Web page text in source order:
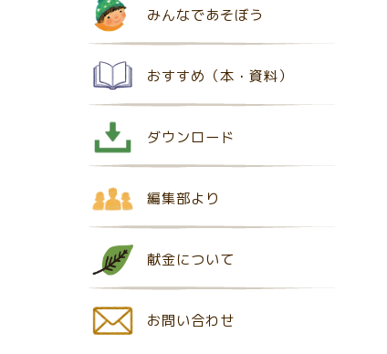
みんなであそぼう
おすすめ（本・資料）
ダウンロード
編集部より
献金について
お問い合わせ